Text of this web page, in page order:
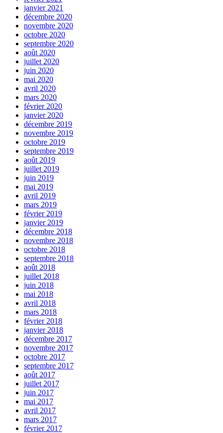
janvier 2021
décembre 2020
novembre 2020
octobre 2020
septembre 2020
août 2020
juillet 2020
juin 2020
mai 2020
avril 2020
mars 2020
février 2020
janvier 2020
décembre 2019
novembre 2019
octobre 2019
septembre 2019
août 2019
juillet 2019
juin 2019
mai 2019
avril 2019
mars 2019
février 2019
janvier 2019
décembre 2018
novembre 2018
octobre 2018
septembre 2018
août 2018
juillet 2018
juin 2018
mai 2018
avril 2018
mars 2018
février 2018
janvier 2018
décembre 2017
novembre 2017
octobre 2017
septembre 2017
août 2017
juillet 2017
juin 2017
mai 2017
avril 2017
mars 2017
février 2017